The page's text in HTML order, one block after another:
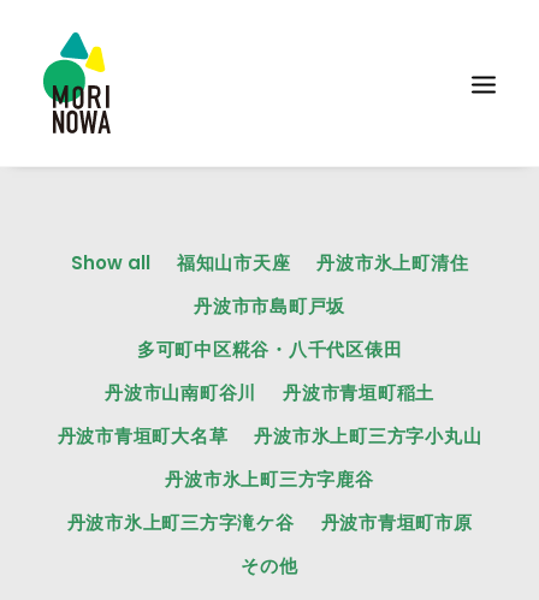
Show all 福知山市天座
丹波市氷上町清住
丹波市市島町戸坂
多可町中区糀谷・八千代区俵田
丹波市山南町谷川
丹波市青垣町稲土
丹波市青垣町大名草
丹波市氷上町三方字小丸山
丹波市氷上町三方字鹿谷
丹波市氷上町三方字滝ケ谷
丹波市青垣町市原
その他